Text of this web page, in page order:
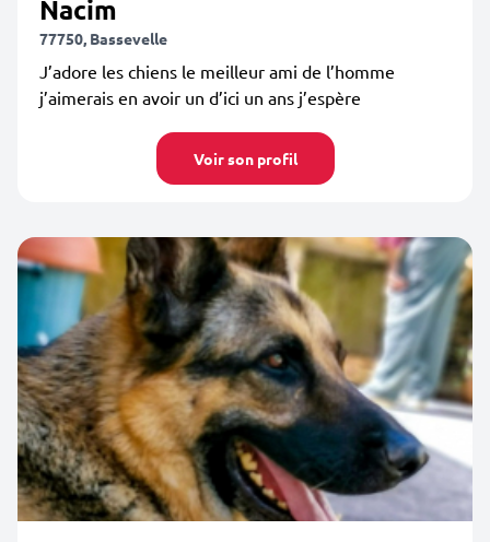
Nacim
77750, Bassevelle
J’adore les chiens le meilleur ami de l’homme
j’aimerais en avoir un d’ici un ans j’espère
Voir son profil